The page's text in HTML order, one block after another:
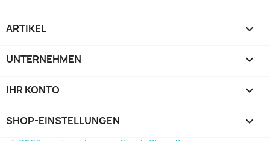
ARTIKEL 
UNTERNEHMEN 
IHR KONTO 
SHOP-EINSTELLUNGEN keyboard_arrow_down